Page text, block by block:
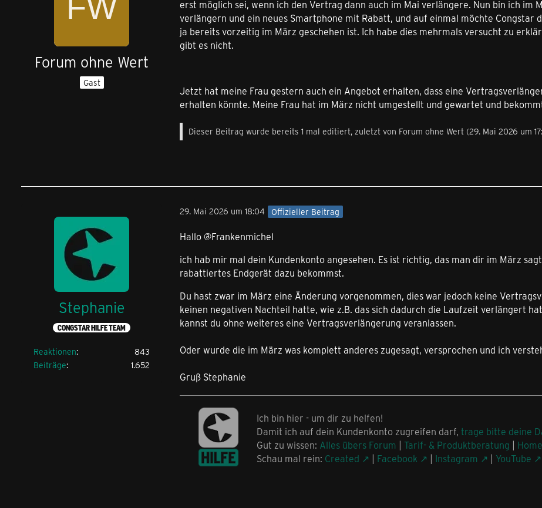
Forum ohne Wert
Gast
erst möglich sei, wenn ich den Vertrag dann auch im Mai verlängere. Nun bin ich im
verlängern und ein neues Smartphone mit Rabatt, und auf einmal möchte Congstar
ja bereits vorzeitig im März geschehen ist. Ich habe dies mehrmals versucht zu
gibt es nicht.
Jetzt hat meine Frau gestern auch ein Angebot erhalten, dass eine
erhalten könnte. Meine Frau hat im März nicht umgestellt und gewartet und
Dieser Beitrag wurde bereits 1 mal editiert, zuletzt von Forum ohne Wert (29. Mai 2026 um
Stephanie
CONGSTAR HILFE TEAM
Reaktionen
843
Beiträge
1.652
29. Mai 2026 um 18:04 Offizieller Beitrag
Hallo @Frankenmichel
ich hab mir mal dein Kundenkonto angesehen. Es ist richtig, das man dir im März
rabattiertes Endgerät dazu bekommst.
Du hast zwar im März eine Änderung vorgenommen, dies war jedoch keine
keinen negativen Nachteil hatte, wie z.B. das sich dadurch die Laufzeit verlängert
kannst du ohne weiteres eine Vertragsverlängerung veranlassen.
Oder wurde die im März was komplett anderes zugesagt, versprochen und ich
Gruß Stephanie
Ich bin hier - um dir zu helfen!
Damit ich auf dein Kundenkonto zugreifen darf, trage bitte deine
Gut zu wissen: Alles übers Forum | Tarif- & Produktberatung |
Schau mal rein: Created | Facebook | Instagram | YouTube